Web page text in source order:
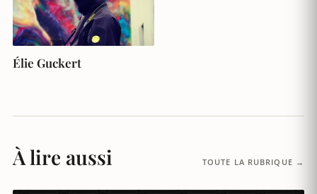
Élie Guckert
À lire aussi TOUTE LA RUBRIQUE →